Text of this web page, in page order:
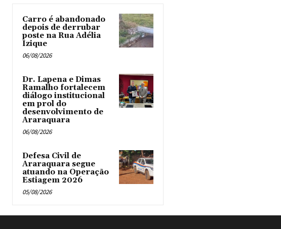
Carro é abandonado
depois de derrubar
poste na Rua Adélia
Izique
06/08/2026
Dr. Lapena e Dimas
Ramalho fortalecem
diálogo institucional
em prol do
desenvolvimento de
Araraquara
06/08/2026
Defesa Civil de
Araraquara segue
atuando na Operação
Estiagem 2026
05/08/2026